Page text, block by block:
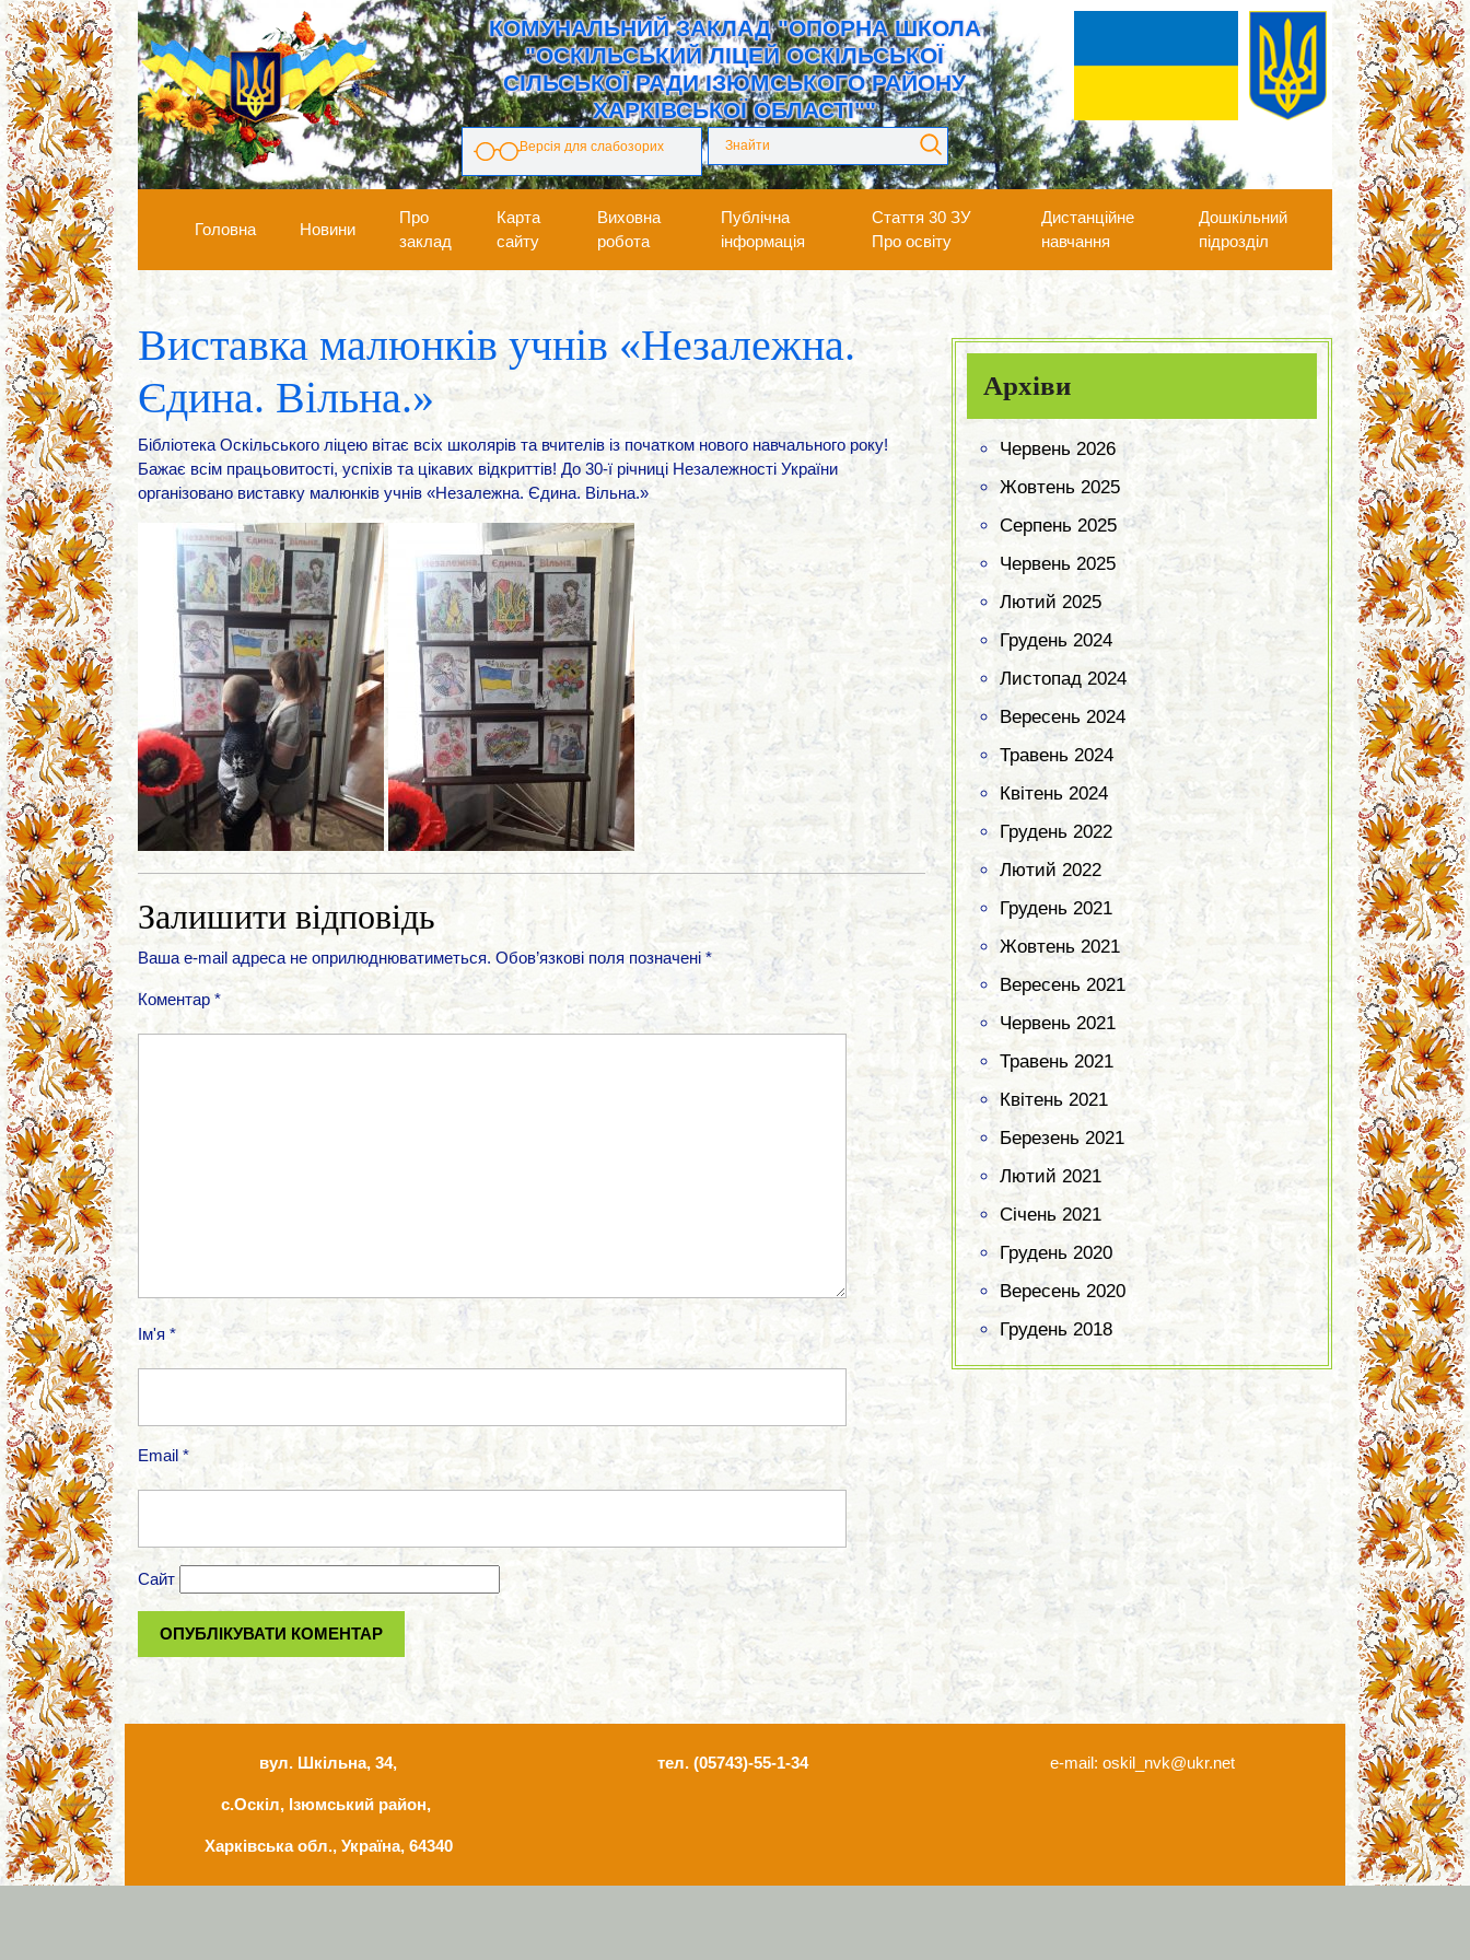
КОМУНАЛЬНИЙ ЗАКЛАД "ОПОРНА ШКОЛА
"ОСКІЛЬСЬКИЙ ЛІЦЕЙ ОСКІЛЬСЬКОЇ
СІЛЬСЬКОЇ РАДИ ІЗЮМСЬКОГО РАЙОНУ
ХАРКІВСЬКОЇ ОБЛАСТІ""
Версія для слабозорих
Головна Новини
Про
заклад
Карта
сайту
Виховна
робота
Публічна
інформація
Стаття 30 ЗУ
Про освіту
Дистанційне
навчання
Дошкільний
підрозділ
Виставка малюнків учнів «Незалежна.
Єдина. Вільна.»
Бібліотека Оскільського ліцею вітає всіх школярів та вчителів із початком нового навчального року!
Бажає всім працьовитості, успіхів та цікавих відкриттів! До 30-ї річниці Незалежності України
організовано виставку малюнків учнів «Незалежна. Єдина. Вільна.»
Залишити відповідь
Ваша e-mail адреса не оприлюднюватиметься. Обов’язкові поля позначені *
Коментар *
Ім'я *
Email *
Сайт
Архіви
Червень 2026
Жовтень 2025
Серпень 2025
Червень 2025
Лютий 2025
Грудень 2024
Листопад 2024
Вересень 2024
Травень 2024
Квітень 2024
Грудень 2022
Лютий 2022
Грудень 2021
Жовтень 2021
Вересень 2021
Червень 2021
Травень 2021
Квітень 2021
Березень 2021
Лютий 2021
Січень 2021
Грудень 2020
Вересень 2020
Грудень 2018
вул. Шкільна, 34,
с.Оскіл, Ізюмський район,
Харківська обл., Україна, 64340
тел. (05743)-55-1-34 e-mail: oskil_nvk@ukr.net